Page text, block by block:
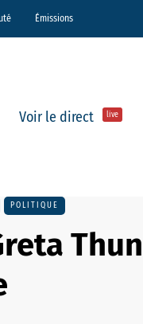
Émissions
Voir le direct live
POLITIQUE